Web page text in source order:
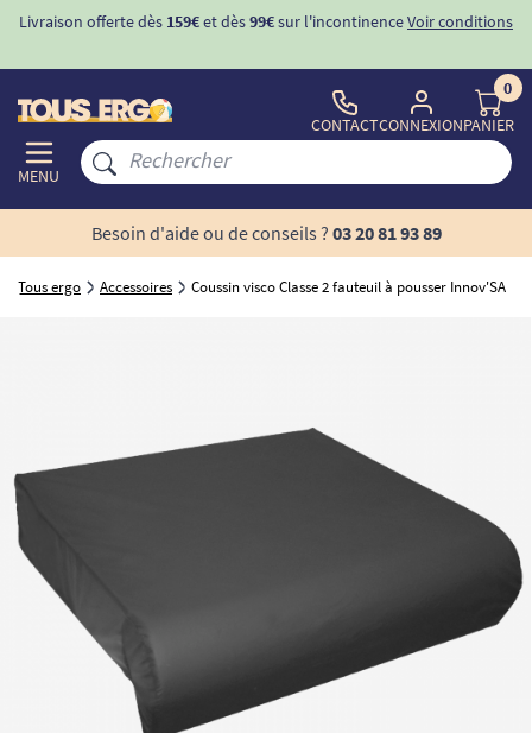
Livraison offerte dès 159€et dès99€sur l'incontinenceVoir conditions
MENU
CONTACTCONNEXION
0
PANIER
Besoin d'aide ou de conseils ? 03 20 81 93 89
Tous ergo Accessoires Coussin visco Classe 2 fauteuil à pousser Innov'SA